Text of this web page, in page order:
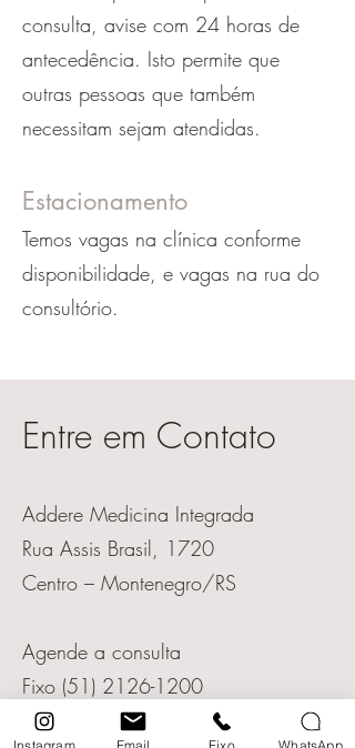
consulta, avise com 24 horas de
antecedência. Isto permite que
outras pessoas que também
necessitam sejam atendidas.
Estacionamento
Temos vagas na clínica conforme
disponibilidade, e vagas na rua do
consultório.
​Entre em Contato
Addere Medicina Integrada
Rua Assis Brasil, 1720
Centro – Montenegro/RS
Agende a consulta
Fixo (51) 2126-1200
WhatsApp (51) 98175-8953
Instagram Email Fixo WhatsApp